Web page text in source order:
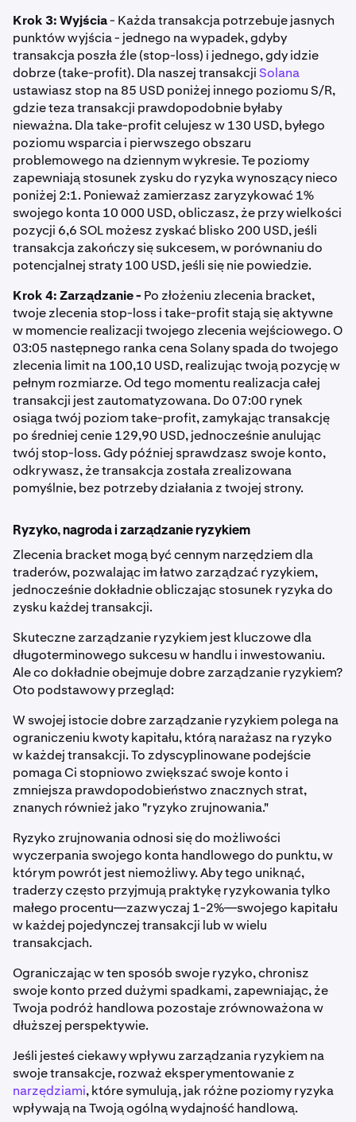
Krok 3: Wyjścia- Każda transakcja potrzebuje jasnych
punktów wyjścia - jednego na wypadek, gdyby
transakcja poszła źle (stop-loss) i jednego, gdy idzie
dobrze (take-profit). Dla naszej transakcji Solana
ustawiasz stop na 85 USD poniżej innego poziomu S/R,
gdzie teza transakcji prawdopodobnie byłaby
nieważna. Dla take-profit celujesz w 130 USD, byłego
poziomu wsparcia i pierwszego obszaru
problemowego na dziennym wykresie. Te poziomy
zapewniają stosunek zysku do ryzyka wynoszący nieco
poniżej 2:1. Ponieważ zamierzasz zaryzykować 1%
swojego konta 10 000 USD, obliczasz, że przy wielkości
pozycji 6,6 SOL możesz zyskać blisko 200 USD, jeśli
transakcja zakończy się sukcesem, w porównaniu do
potencjalnej straty 100 USD, jeśli się nie powiedzie.
Krok 4: Zarządzanie -Po złożeniu zlecenia bracket,
twoje zlecenia stop-loss i take-profit stają się aktywne
w momencie realizacji twojego zlecenia wejściowego. O
03:05 następnego ranka cena Solany spada do twojego
zlecenia limit na 100,10 USD, realizując twoją pozycję w
pełnym rozmiarze. Od tego momentu realizacja całej
transakcji jest zautomatyzowana. Do 07:00 rynek
osiąga twój poziom take-profit, zamykając transakcję
po średniej cenie 129,90 USD, jednocześnie anulując
twój stop-loss. Gdy później sprawdzasz swoje konto,
odkrywasz, że transakcja została zrealizowana
pomyślnie, bez potrzeby działania z twojej strony.
Ryzyko, nagroda i zarządzanie ryzykiem
Zlecenia bracket mogą być cennym narzędziem dla
traderów, pozwalając im łatwo zarządzać ryzykiem,
jednocześnie dokładnie obliczając stosunek ryzyka do
zysku każdej transakcji.
Skuteczne zarządzanie ryzykiem jest kluczowe dla
długoterminowego sukcesu w handlu i inwestowaniu.
Ale co dokładnie obejmuje dobre zarządzanie ryzykiem?
Oto podstawowy przegląd:
W swojej istocie dobre zarządzanie ryzykiem polega na
ograniczeniu kwoty kapitału, którą narażasz na ryzyko
w każdej transakcji. To zdyscyplinowane podejście
pomaga Ci stopniowo zwiększać swoje konto i
zmniejsza prawdopodobieństwo znacznych strat,
znanych również jako "ryzyko zrujnowania."
Ryzyko zrujnowania odnosi się do możliwości
wyczerpania swojego konta handlowego do punktu, w
którym powrót jest niemożliwy. Aby tego uniknąć,
traderzy często przyjmują praktykę ryzykowania tylko
małego procentu—zazwyczaj 1-2%—swojego kapitału
w każdej pojedynczej transakcji lub w wielu
transakcjach.
Ograniczając w ten sposób swoje ryzyko, chronisz
swoje konto przed dużymi spadkami, zapewniając, że
Twoja podróż handlowa pozostaje zrównoważona w
dłuższej perspektywie.
Jeśli jesteś ciekawy wpływu zarządzania ryzykiem na
swoje transakcje, rozważ eksperymentowanie z
narzędziami, które symulują, jak różne poziomy ryzyka
wpływają na Twoją ogólną wydajność handlową.